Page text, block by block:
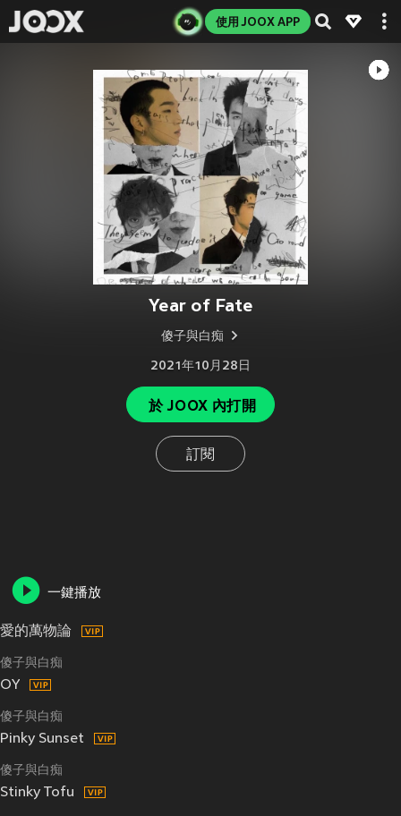
使用 JOOX APP
Year of Fate
傻子與白痴
2021年10月28日
於 JOOX 內打開
訂閱
一鍵播放
愛的萬物論
傻子與白痴
OY
傻子與白痴
Pinky Sunset
傻子與白痴
Stinky Tofu